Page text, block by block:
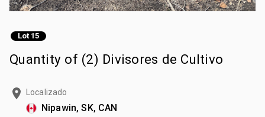
Lot 15
Quantity of (2) Divisores de Cultivo
Localizado
Nipawin, SK, CAN